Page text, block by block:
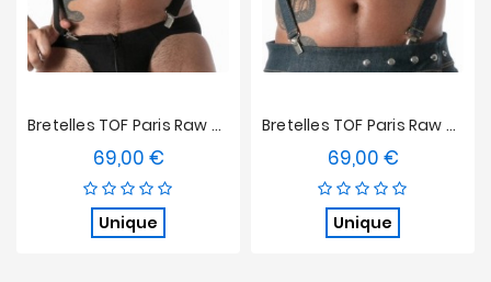
Bretelles TOF Paris Raw Denim - Noir
69,00 €Prix
Unique
Bretelles TOF Paris Raw Denim - Bleu
69,00 €Prix
Unique